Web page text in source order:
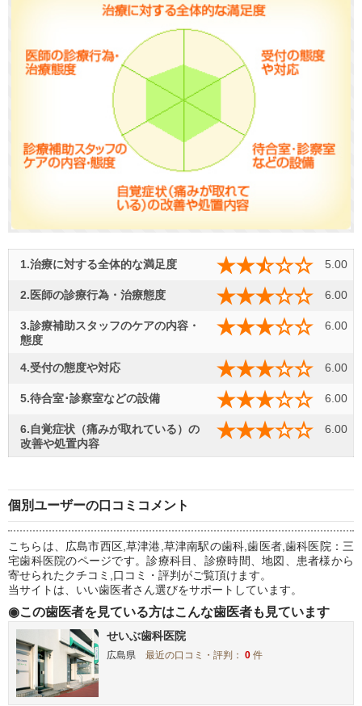
1.治療に対する全体的な満足度 5.00
2.医師の診療行為・治療態度 6.00
3.診療補助スタッフのケアの内容・
態度
6.00
4.受付の態度や対応 6.00
5.待合室･診察室などの設備 6.00
6.自覚症状（痛みが取れている）の
改善や処置内容
6.00
個別ユーザーの口コミコメント
こちらは、広島市西区,草津港,草津南駅の歯科,歯医者,歯科医院：三
宅歯科医院のページです。診療科目、診療時間、地図、患者様から
寄せられたクチコミ,口コミ・評判がご覧頂けます。
当サイトは、いい歯医者さん選びをサポートしています。
◉この歯医者を見ている方はこんな歯医者も見ています
せいぶ歯科医院
広島県 最近の口コミ・評判：0 件